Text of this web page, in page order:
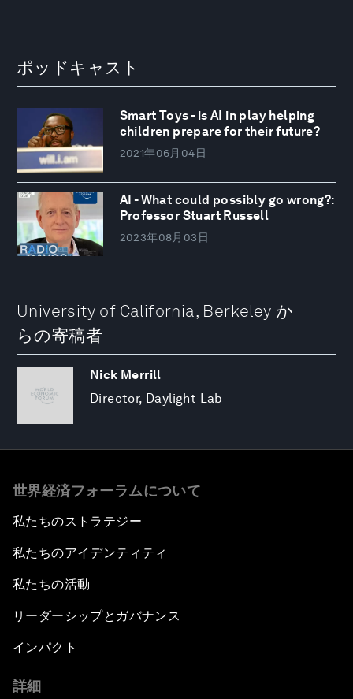
ポッドキャスト
Smart Toys - is AI in play helping
children prepare for their future?
2021年06月04日
AI - What could possibly go wrong?:
Professor Stuart Russell
2023年08月03日
University of California, Berkeley か
らの寄稿者
Nick Merrill
Director, Daylight Lab
世界経済フォーラムについて
私たちのストラテジー
私たちのアイデンティティ
私たちの活動
リーダーシップとガバナンス
インパクト
詳細